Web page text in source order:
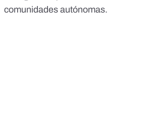
comunidades autónomas.